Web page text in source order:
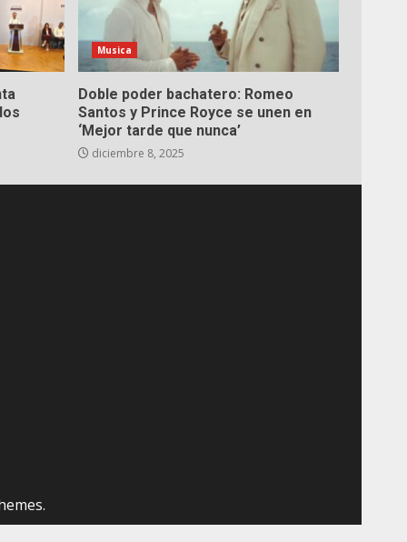
Musica
Doble poder bachatero: Romeo
Santos y Prince Royce se unen en
‘Mejor tarde que nunca’
diciembre 8, 2025